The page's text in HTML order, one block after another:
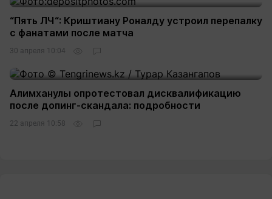
“Пять ЛЧ“: Криштиану Роналду устроил перепалку
с фанатами после матча
30 апреля 10:04
Алимханулы опротестовал дисквалификацию
после допинг-скандала: подробности
22 апреля 10:58